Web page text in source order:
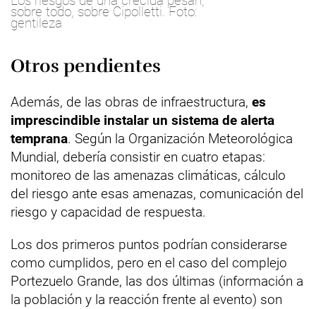
sobre todo, sobre Cipolletti. Foto:
gentileza
Otros pendientes
Además, de las obras de infraestructura, es
imprescindible instalar un sistema de alerta
temprana. Según la Organización Meteorológica
Mundial, debería consistir en cuatro etapas:
monitoreo de las amenazas climáticas, cálculo
del riesgo ante esas amenazas, comunicación del
riesgo y capacidad de respuesta.
Los dos primeros puntos podrían considerarse
como cumplidos, pero en el caso del complejo
Portezuelo Grande, las dos últimas (información a
la población y la reacción frente al evento) son